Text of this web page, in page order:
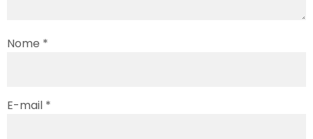
Nome *
E-mail *